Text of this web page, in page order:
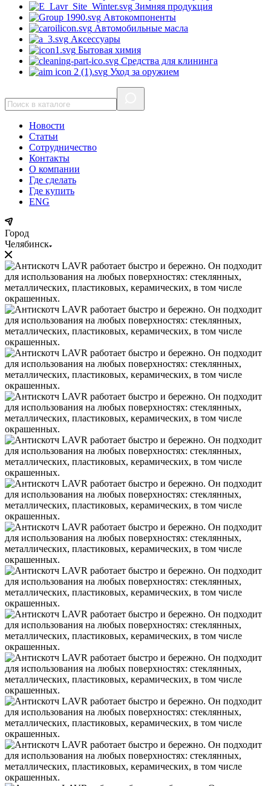
Зимняя продукция
Автокомпоненты
Автомобильные масла
Аксессуары
Бытовая химия
Средства для клининга
Уход за оружием
Новости
Статьи
Сотрудничество
Контакты
О компании
Где сделать
Где купить
ENG
Город
Челябинск